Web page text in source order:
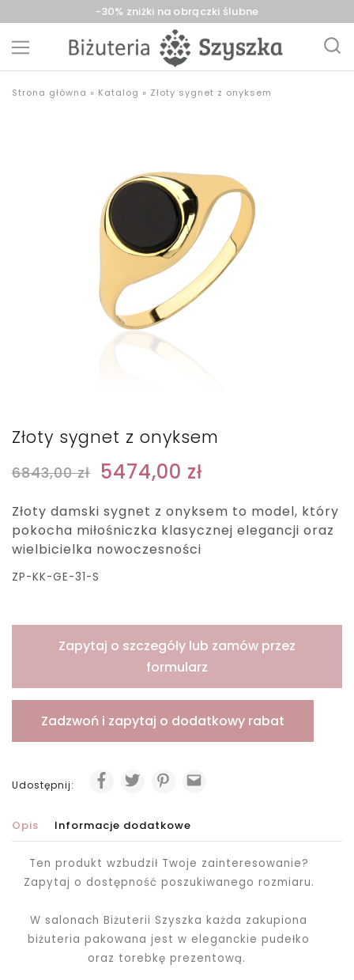
-30% zniżki na obrączki ślubne
Szyszka
z
Strona główna » Katalog » Złoty sygnet z onyksem
Złoty sygnet z onyksem
6843,00zł 5474,00 zł
Złoty damski sygnet z onyksem to model, który
pokocha miłośniczka klasycznej elegancji oraz
wielbicielka nowoczesności
ZP-KK-GE-31-S
Zapytaj o szczegóły lub zamów przez
formularz
Zadzwoń i zapytaj o dodatkowy rabat
Udostępnij:
Opis Informacje dodatkowe
Ten produkt wzbudził Twoje zainteresowanie?
Zapytaj o dostępność poszukiwanego rozmiaru.
W salonach Biżuterii Szyszka każda zakupiona
biżuteria pakowana jestw eleganckie pudełko
oraz torebkę prezentową.